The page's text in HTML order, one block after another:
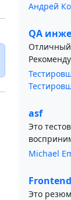
Андрей
QA
asf
Это
Michael
Это